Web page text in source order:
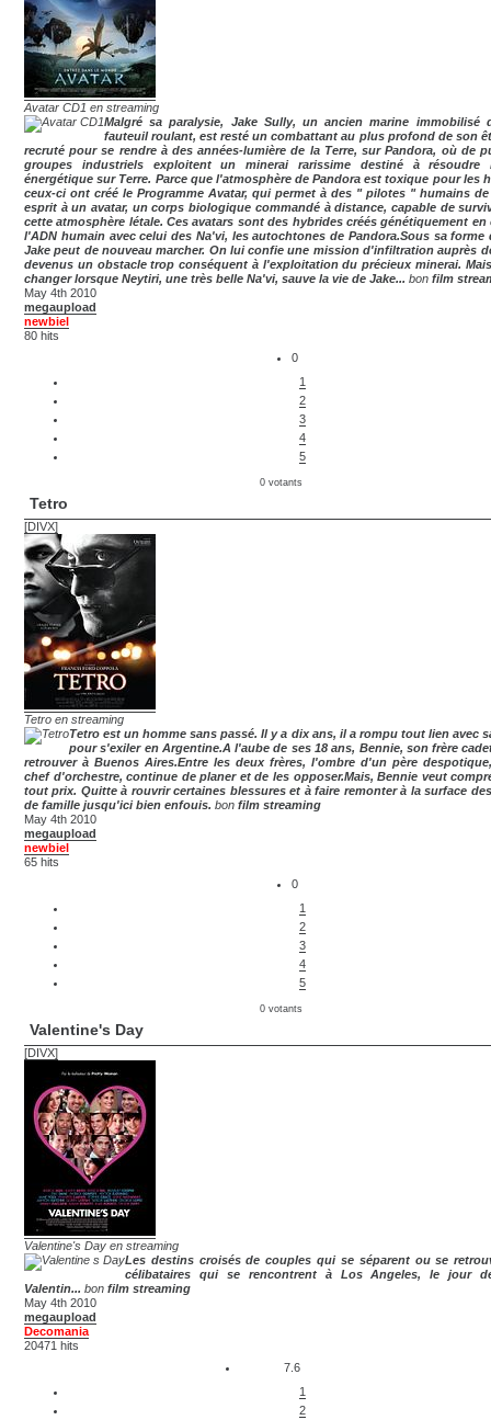
Avatar CD1 en streaming
Malgré sa paralysie, Jake Sully, un ancien marine immobilisé
fauteuil roulant, est resté un combattant au plus profond de son
recruté pour se rendre à des années-lumière de la Terre, sur Pandora, où de
groupes industriels exploitent un minerai rarissime destiné à résoudre
énergétique sur Terre. Parce que l'atmosphère de Pandora est toxique pour les
ceux-ci ont créé le Programme Avatar, qui permet à des " pilotes " humains
esprit à un avatar, un corps biologique commandé à distance, capable de
cette atmosphère létale. Ces avatars sont des hybrides créés génétiquement en
l'ADN humain avec celui des Na'vi, les autochtones de Pandora.Sous sa forme
Jake peut de nouveau marcher. On lui confie une mission d'infiltration auprès
devenus un obstacle trop conséquent à l'exploitation du précieux minerai.
changer lorsque Neytiri, une très belle Na'vi, sauve la vie de Jake... bon film
May 4th 2010
megaupload
newbiel
80 hits
0
1
2
3
4
5
0 votants
Tetro
[DIVX]
Tetro en streaming
Tetro est un homme sans passé. Il y a dix ans, il a rompu tout lien avec
pour s'exiler en Argentine.A l'aube de ses 18 ans, Bennie, son frère
retrouver à Buenos Aires.Entre les deux frères, l'ombre d'un père
chef d'orchestre, continue de planer et de les opposer.Mais, Bennie veut
tout prix. Quitte à rouvrir certaines blessures et à faire remonter à la surface
de famille jusqu'ici bien enfouis. bon film streaming
May 4th 2010
megaupload
newbiel
65 hits
0
1
2
3
4
5
0 votants
Valentine's Day
[DIVX]
Valentine's Day en streaming
Les destins croisés de couples qui se séparent ou se
célibataires qui se rencontrent à Los Angeles, le jour
Valentin... bon film streaming
May 4th 2010
megaupload
Decomania
20471 hits
7.6
1
2